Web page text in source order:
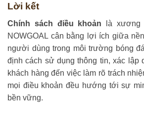
Lời kết
Chính sách điều khoản là xương
NOWGOAL cân bằng lợi ích giữa
người dùng trong môi trường bóng
định cách sử dụng thông tin, xác lập
khách hàng đến việc làm rõ trách
mọi điều khoản đều hướng tới sự
bền vững.